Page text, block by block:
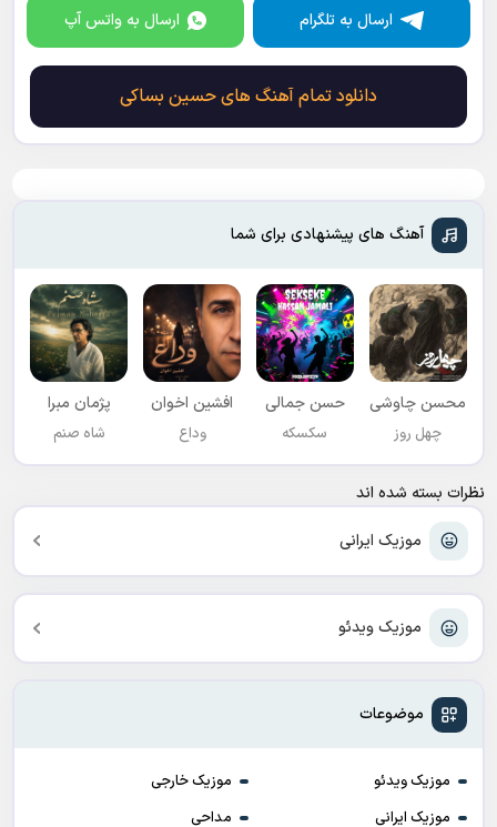
موزیک ایرانی
موزیک ویدئو
موضوعات
موزیک ویدئو
موزیک خارجی
موزیک ایرانی
مداحی
ارسال به تلگرام ارسال به واتس آپ
دانلود تمام آهنگ های حسین بساکی
آهنگ های پیشنهادی برای شما
محسن چاوشی
چهل روز
حسن جمالی
سکسکه
افشين اخوان
وداع
پژمان مبرا
شاه صنم
نظرات بسته شده اند